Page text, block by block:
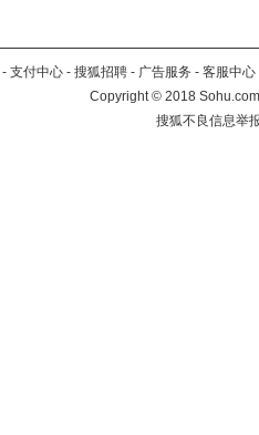
- 支付中心 - 搜狐招聘 - 广告服务 - 客服中心
Copyright©2018
搜狐不良信息举